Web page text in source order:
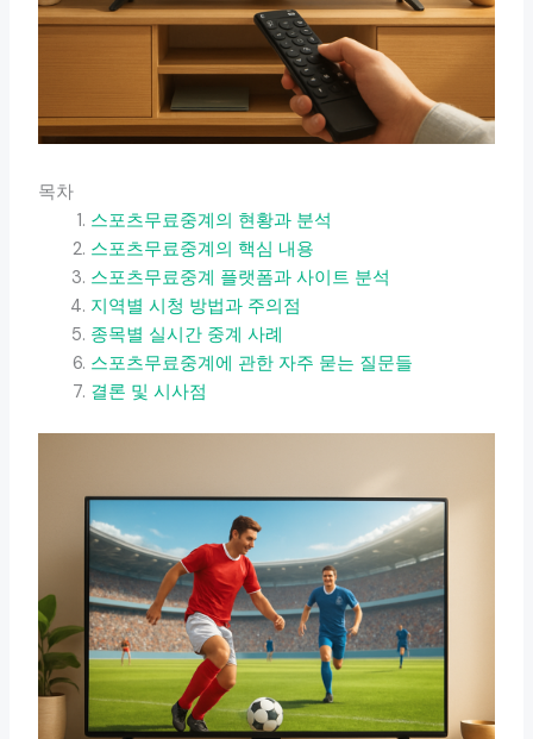
목차
스포츠무료중계의 현황과 분석
스포츠무료중계의 핵심 내용
스포츠무료중계 플랫폼과 사이트 분석
지역별 시청 방법과 주의점
종목별 실시간 중계 사례
스포츠무료중계에 관한 자주 묻는 질문들
결론 및 시사점